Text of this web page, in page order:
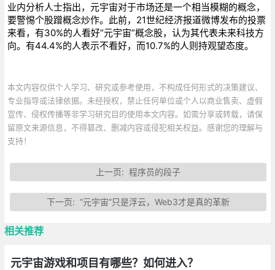
业内分析人士指出，元宇宙对于市场还是一个相当模糊的概念，
要警惕个股蹭概念炒作。此前，21世纪经济报道微博发布的投票
来看，有30%的人看好“元宇宙”概念股，认为其代表未来科技方
向。有44.4%的人表示不看好，而10.7%的人则持观望态度。
本文内容仅供个人学习、研究或参考使用，不构成任何形式的决策建议、
专业指导或法律依据。未经授权，禁止任何单位或个人以商业售卖、虚假
宣传、侵权传播等非学习研究目的使用本文内容。如需分享或转载，请保
留原文来源信息，不得篡改、删减内容或侵犯相关权益。感谢您的理解与
支持！
上一页: 程序员的段子
下一页: “元宇宙”只是浮云，Web3才是真的革新
相关推荐
元宇宙游戏和项目有哪些？如何进入？